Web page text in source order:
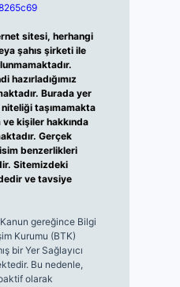
sitesi, herhangi
şahıs şirketi ile
hazırladığımız
Burada yer
taşımamakta
kişiler hakkında
Gerçek
benzerlikleri
Sitemizdeki
ve tavsiye
gereğince Bilgi
Kurumu (BTK)
bir Yer Sağlayıcı
Bu nedenle,
olarak